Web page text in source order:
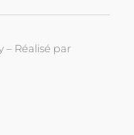
Réalisé par